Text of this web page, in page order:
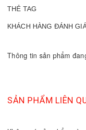
THẺ TAG
KHÁCH HÀNG ĐÁNH
Thông tin sản phẩm
SẢN PHẨM LIÊN